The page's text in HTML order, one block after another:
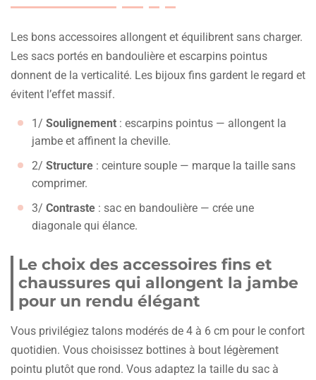
Les bons accessoires allongent et équilibrent sans charger.
Les sacs portés en bandoulière et escarpins pointus
donnent de la verticalité. Les bijoux fins gardent le regard et
évitent l’effet massif.
1/ Soulignement : escarpins pointus — allongent la
jambe et affinent la cheville.
2/ Structure : ceinture souple — marque la taille sans
comprimer.
3/ Contraste : sac en bandoulière — crée une
diagonale qui élance.
Le choix des accessoires fins et
chaussures qui allongent la jambe
pour un rendu élégant
Vous privilégiez talons modérés de 4 à 6 cm pour le confort
quotidien. Vous choisissez bottines à bout légèrement
pointu plutôt que rond. Vous adaptez la taille du sac à